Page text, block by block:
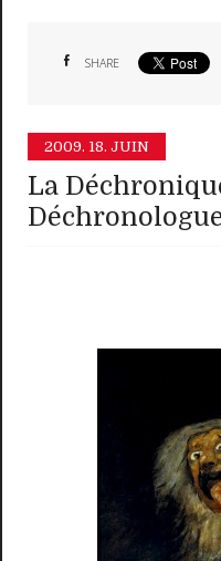
SHARE
2009. 18. JUIN
La